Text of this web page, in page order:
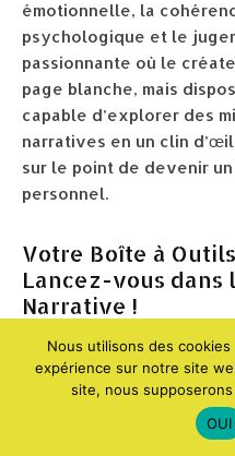
émotionnelle, la
psychologique et le
passionnante où le
page blanche, mais
capable d’explorer des
narratives en un clin
sur le point de devenir
personnel.
Votre Boîte à
Lancez-vous dans
Narrative !
Logiciels et API
Prêt à vous lancer et à
Nous utilisons des
expérience sur notre site
site, nous
OUI